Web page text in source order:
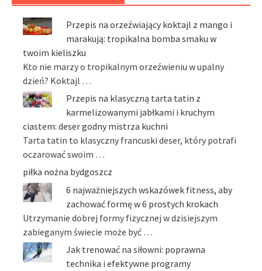
Przepis na orzeźwiający koktajl z mango i
marakują: tropikalna bomba smaku w
twoim kieliszku
Kto nie marzy o tropikalnym orzeźwieniu w upalny
dzień? Koktajl …
Przepis na klasyczną tarta tatin z
karmelizowanymi jabłkami i kruchym
ciastem: deser godny mistrza kuchni
Tarta tatin to klasyczny francuski deser, który potrafi
oczarować swoim …
piłka nożna bydgoszcz
6 najważniejszych wskazówek fitness, aby
zachować formę w 6 prostych krokach
Utrzymanie dobrej formy fizycznej w dzisiejszym
zabieganym świecie może być …
Jak trenować na siłowni: poprawna
technika i efektywne programy